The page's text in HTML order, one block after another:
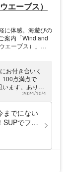
エーブス）
に体感。海遊びの
案内「Wind and
エーブス）」で
10分。「鹿児
く、到着後・出
方にもぴったり
り。ぜひ当店をご
お付き合いく
100点満点で
ます。ありが
2024/10/4
までにない
SUPでフィ